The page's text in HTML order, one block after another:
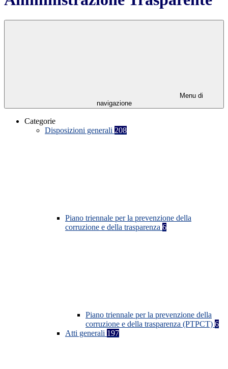
Menu di
navigazione
Categorie
Disposizioni generali 208
Piano triennale per la prevenzione della
corruzione e della trasparenza 6
Piano triennale per la prevenzione della
corruzione e della trasparenza (PTPCT) 6
Atti generali 197